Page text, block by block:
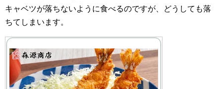
キャベツが落ちないように食べるのですが、どうしても落
ちてしまいます。